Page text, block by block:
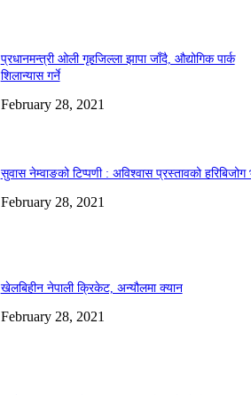
प्रधानमन्त्री ओली गृहजिल्ला झापा जाँदै, औद्योगिक पार्क
शिलान्यास गर्ने
February 28, 2021
सुवास नेम्वाङको टिप्पणी : अविश्वास प्रस्तावको हरिबिजोग
February 28, 2021
खेलबिहीन नेपाली क्रिकेट, अन्यौलमा क्यान
February 28, 2021